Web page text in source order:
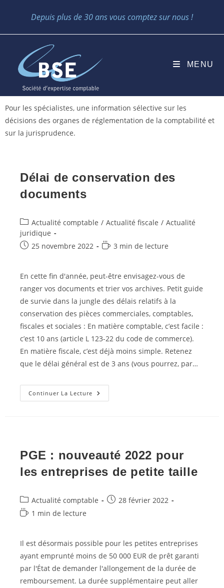
Depuis plus de 30 ans vous comptez sur nous !
MENU
Pour les spécialistes, une information sélective sur les
décisions des organes de réglementation de la comptabilité et
sur la jurisprudence.
Délai de conservation des
documents
Post
category:
Actualité comptable / Actualité fiscale / Actualité
juridique
Post25 novembre 2022
Temps3 min de lecture
En cette fin d'année, peut-être envisagez-vous de
ranger vos documents et trier vos archives. Petit guide
de survie dans la jungle des délais relatifs à la
conservation des pièces commerciales, comptables,
fiscales et sociales : En matière comptable, c’est facile :
c’est 10 ans (article L 123-22 du code de commerce).
En matière fiscale, c’est déjà moins simple. Retenez
que le délai général est de 3 ans (vous pourrez, par…
Continuer La Lecture Délai
De
PGE : nouveauté 2022 pour
les entreprises de petite taille
Post
category:
Actualité comptable
Post28 février 2022
Temps1 min de lecture
Il est désormais possible pour les petites entreprises
ayant emprunté moins de 50 000 EUR de prêt garanti
par l'État de demander l'allongement de la durée de
remboursement. La durée supplémentaire peut aller